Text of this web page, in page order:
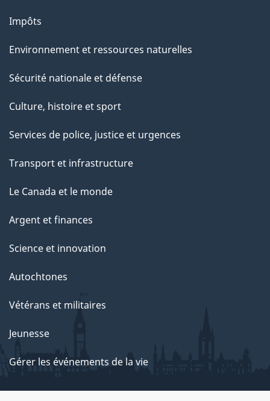
Impôts
Environnement et ressources naturelles
Sécurité nationale et défense
Culture, histoire et sport
Services de police, justice et urgences
Transport et infrastructure
Le Canada et le monde
Argent et finances
Science et innovation
Autochtones
Vétérans et militaires
Jeunesse
Gérer les événements de la vie